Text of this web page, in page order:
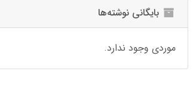
بایگانی نوشته‌ها
موردی وجود ندارد.